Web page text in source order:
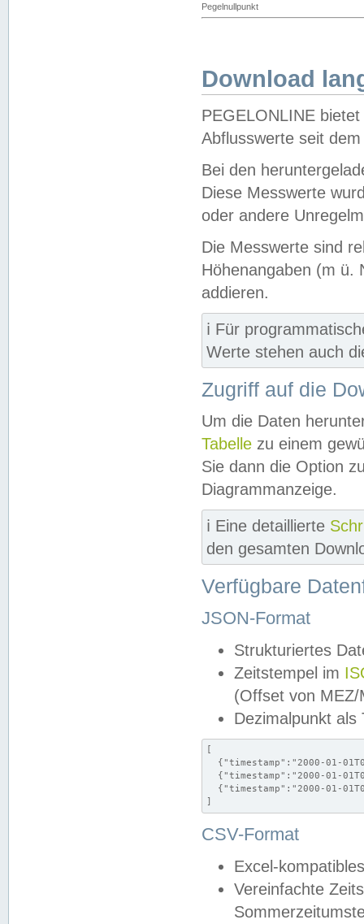
Pegelnullpunkt
Download
PEGELONLINE
Abflusswerte seit
Bei den
Diese Messwerte
oder andere
Die Messwerte sind
Höhenangaben (m ü.
addieren.
ℹ️ Für
Werte stehen auch
Zugriff auf die
Um die Daten
Tabelle zu einem
Sie dann die Option
Diagrammanzeige.
ℹ️ Eine detaillierte
den gesamten
Verfügbare
JSON-Format
Strukturiertes
Zeitstempel im
(Offset von MEZ/
Dezimalpunkt als
[
{"timestamp":"2000-01-
{"timestamp":"2000-01-
{"timestamp":"2000-01-
]
CSV-Format
Excel-
Vereinfachte